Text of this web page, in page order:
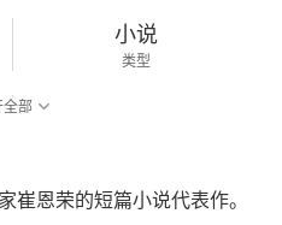
小说
类型
2023-07-01
发行日期
全部
崔恩荣的短篇小说代表作。